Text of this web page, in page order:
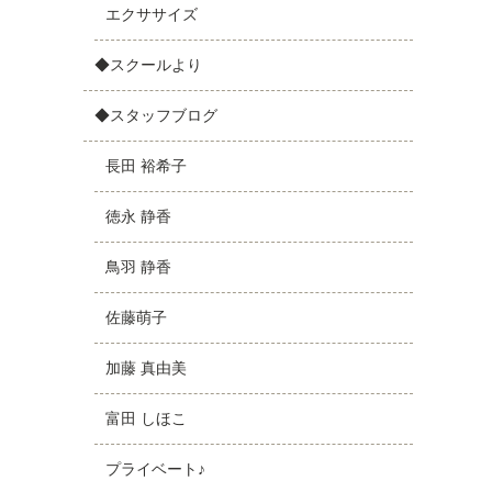
エクササイズ
◆スクールより
◆スタッフブログ
長田 裕希子
徳永 静香
鳥羽 静香
佐藤萌子
加藤 真由美
富田 しほこ
プライベート♪